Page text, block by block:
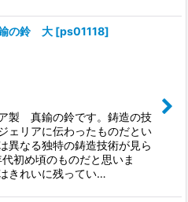
の鈴 大 [ps01118]
製 真鍮の鈴です。鋳造の技
ェリアに伝わったものだとい
異なる独特の鋳造技術が見ら
初め頃のものだと思いま
きれいに残ってい…